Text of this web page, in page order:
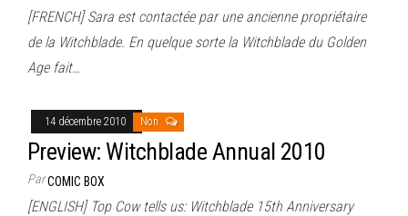
[FRENCH] Sara est contactée par une ancienne propriétaire
de la Witchblade. En quelque sorte la Witchblade du Golden
Age fait…
14 décembre 2010 Non
Preview: Witchblade Annual 2010
ParCOMIC BOX
[ENGLISH] Top Cow tells us: Witchblade 15th Anniversary